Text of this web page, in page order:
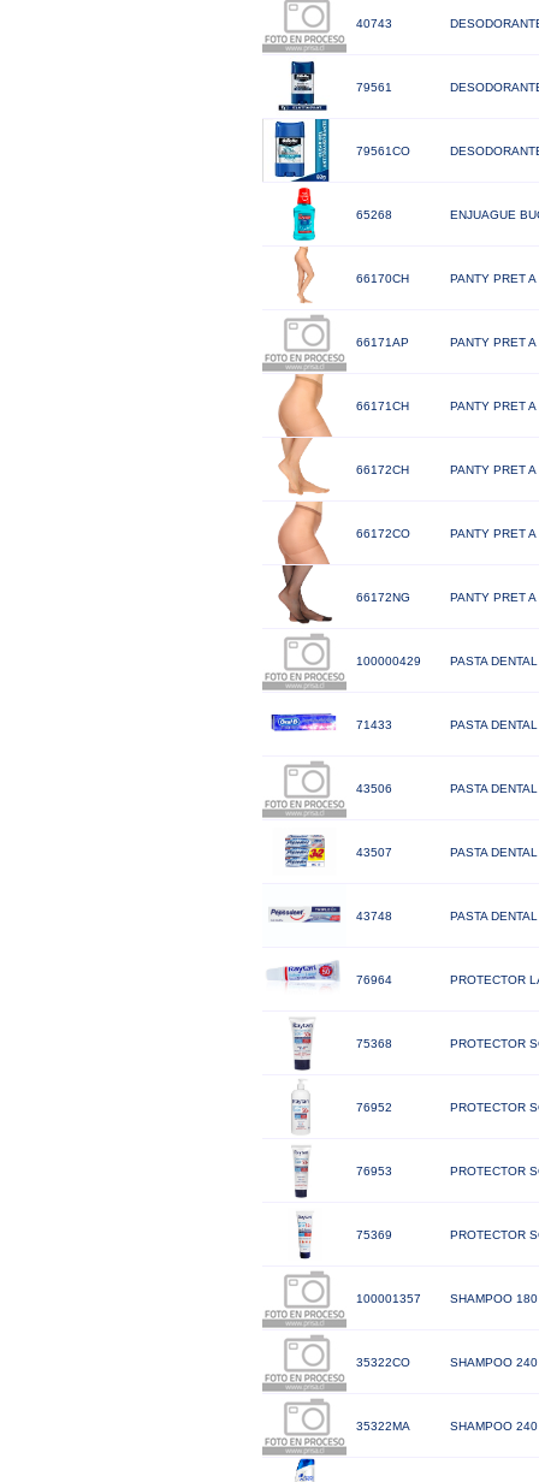
40743
79561
79561CO
65268 ENJUAGUE
66170CH PANTY PRET
66171AP PANTY PRET
66171CH PANTY PRET
66172CH PANTY PRET
66172CO PANTY PRET
66172NG PANTY PRET
100000429 PASTA
71433 PASTA
43506 PASTA
43507 PASTA
43748 PASTA
76964 PROTECTOR
75368 PROTECTOR
76952 PROTECTOR
76953 PROTECTOR
75369 PROTECTOR
100001357 SHAMPOO
35322CO SHAMPOO
35322MA SHAMPOO